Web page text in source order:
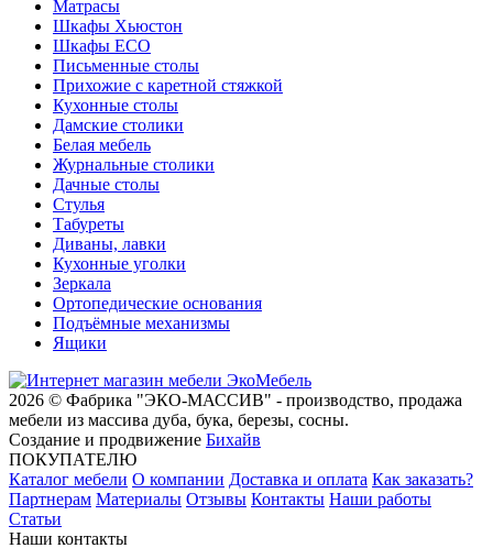
Матрасы
Шкафы Хьюстон
Шкафы ECO
Письменные столы
Прихожие с каретной стяжкой
Кухонные столы
Дамские столики
Белая мебель
Журнальные столики
Дачные столы
Стулья
Табуреты
Диваны, лавки
Кухонные уголки
Зеркала
Ортопедические основания
Подъёмные механизмы
Ящики
2026 © Фабрика "ЭКО-МАССИВ" - производство, продажа
мебели из массива дуба, бука, березы, сосны.
Создание и продвижение Бихайв
ПОКУПАТЕЛЮ
Каталог мебели О компании Доставка и оплата Как заказать?
Партнерам Материалы Отзывы Контакты Наши работы
Статьи
Наши контакты